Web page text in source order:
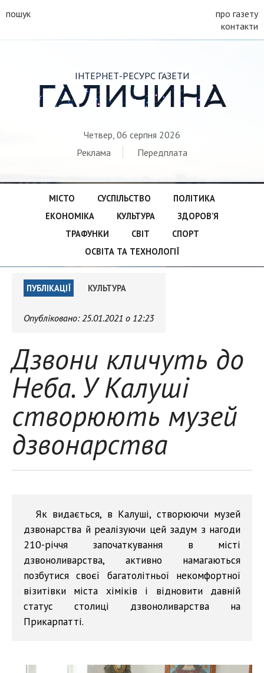
пошук
про газету
контакти
ІНТЕРНЕТ-РЕСУРС ГАЗЕТИ
ГАЛИЧИНА
Четвер, 06 серпня 2026
Реклама
Передплата
МІСТО СУСПІЛЬСТВО
ПОЛІТИКА
ЕКОНОМІКА
КУЛЬТУРА
ЗДОРОВ’Я
ТРАФУНКИ
СВІТ
СПОРТ
ОСВІТА ТА ТЕХНОЛОГІЇ
ПУБЛІКАЦІЇ КУЛЬТУРА
Опубліковано:25.01.2021 о 12:23
Дзвони кличуть до
Неба. У Калуші
створюють музей
дзвонарства
Як видається, в Калуші, створюючи музей
дзвонарства й реалізуючи цей задум з нагоди
210-річчя започаткування в місті
дзвоноливарства, активно намагаються
позбутися своєї багатолітньої некомфортної
візитівки міста хіміків і відновити давній
статус столиці дзвоноливарства на
Прикарпатті.